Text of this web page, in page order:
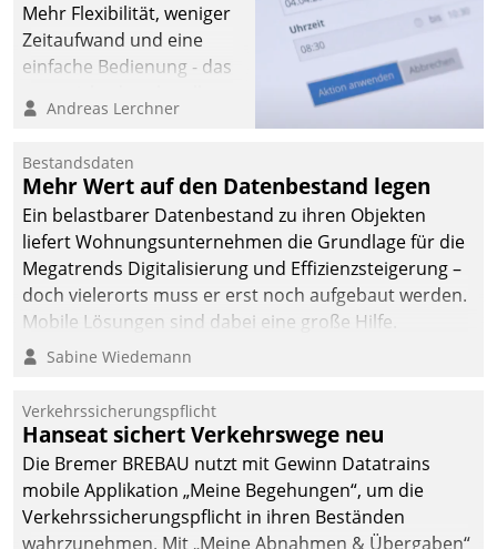
Mehr Flexibilität, weniger
Zeitaufwand und eine
einfache Bedienung - das
Cockpit für mobile
Datatrain. Die meravis
Wohnungsbau- und
Immobilien GmbH hat
sich dabei für den Betrieb
der Lösung über die SAP
Cloud Platform
entschieden - als erstes
Unternehmen am
Andreas Lerchner
Bestandsdaten
Mehr Wert auf den Datenbestand legen
Ein belastbarer Datenbestand zu ihren Objekten
liefert Wohnungsunternehmen die Grundlage für die
Megatrends Digitalisierung und Effizienzsteigerung –
doch vielerorts muss er erst noch aufgebaut werden.
Mobile Lösungen sind dabei eine große Hilfe.
Sabine Wiedemann
Verkehrssicherungspflicht
Hanseat sichert Verkehrswege neu
Die Bremer BREBAU nutzt mit Gewinn Datatrains
mobile Applikation „Meine Begehungen“, um die
Verkehrssicherungspflicht in ihren Beständen
wahrzunehmen. Mit „Meine Abnahmen & Übergaben“